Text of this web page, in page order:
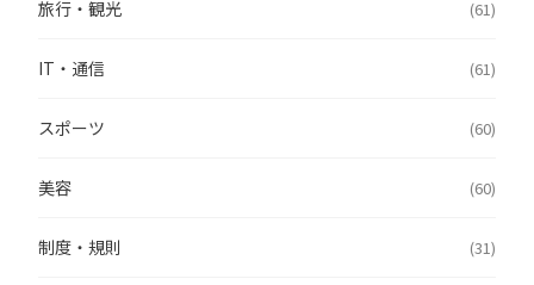
旅行・観光 (61)
IT・通信 (61)
スポーツ (60)
美容 (60)
制度・規則 (31)